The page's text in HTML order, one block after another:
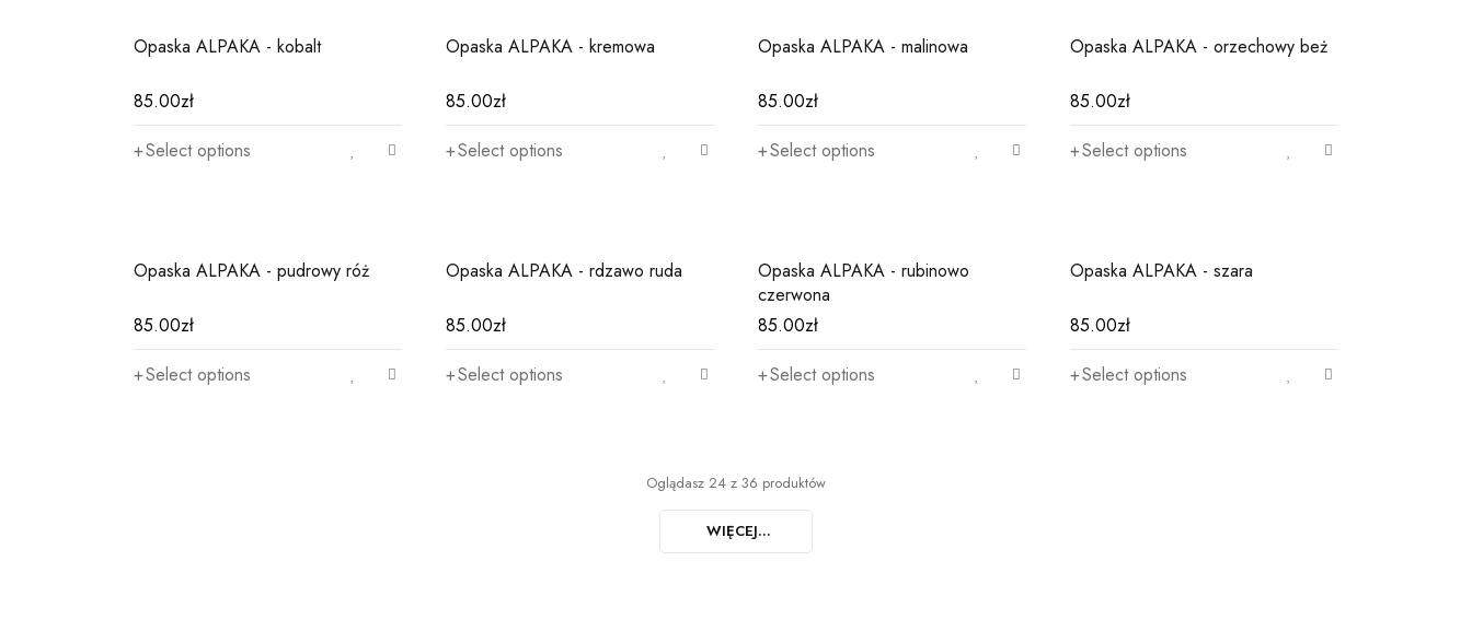
Opaska ALPAKA - kobalt
85.00zł
Select options
Opaska ALPAKA - kremowa
85.00zł
Select options
Opaska ALPAKA - malinowa
85.00zł
Select options
Opaska ALPAKA - orzechowy beż
85.00zł
Select options
Opaska ALPAKA - pudrowy róż
85.00zł
Select options
Opaska ALPAKA - rdzawo ruda
85.00zł
Select options
Opaska ALPAKA - rubinowo
czerwona
85.00zł
Select options
Opaska ALPAKA - szara
85.00zł
Select options
Oglądasz 24 z 36 produktów
WIĘCEJ...